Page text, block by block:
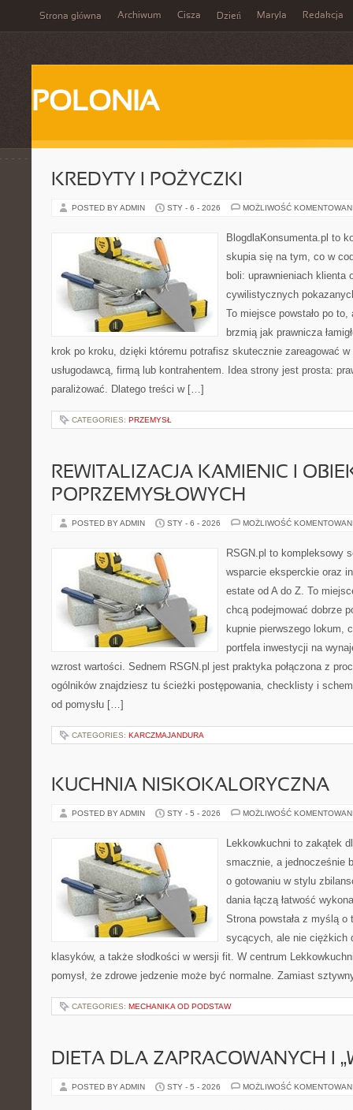
Strona główna Archiwum Cisza Dzień Maryla Redakcja
POLONIA
KREDYTY I POŻYCZKI
POSTED BY ADMIN STY - 6 - 2026 MOŻLIWOŚĆ
BlogdlaKonsumenta.pl to
skupia się na tym, co w
boli: uprawnieniach klienta
cywilistycznych
To miejsce powstało po
brzmią jak prawnicza
krok po kroku, dzięki któremu potrafisz skutecznie zareagować
usługodawcą, firmą lub kontrahentem. Idea strony jest prosta:
paraliżować. Dlatego treści w […]
CATEGORIES: PRZEMYSŁ
REWITALIZACJA KAMIENIC I
POPRZEMYSŁOWYCH
POSTED BY ADMIN STY - 6 - 2026 MOŻLIWOŚĆ
RSGN.pl to kompleksowy
wsparcie eksperckie oraz
estate od A do Z. To
chcą podejmować dobrze
kupnie pierwszego lokum,
portfela inwestycji na
wzrost wartości. Sednem RSGN.pl jest praktyka połączona z
ogólników znajdziesz tu ścieżki postępowania, checklisty i
od pomysłu […]
CATEGORIES: KARCZMAJANDURA
KUCHNIA NISKOKALORYCZNA
POSTED BY ADMIN STY - 5 - 2026 MOŻLIWOŚĆ
Lekkowkuchni to zakątek
smacznie, a jednocześnie
o gotowaniu w stylu
dania łączą łatwość
Strona powstała z myślą
sycących, ale nie ciężkich
klasyków, a także słodkości w wersji fit. W centrum
pomysł, że zdrowe jedzenie może być normalne. Zamiast
CATEGORIES: MECHANIKA OD PODSTAW
DIETA DLA ZAPRACOWANYCH I
POSTED BY ADMIN STY - 5 - 2026 MOŻLIWOŚĆ